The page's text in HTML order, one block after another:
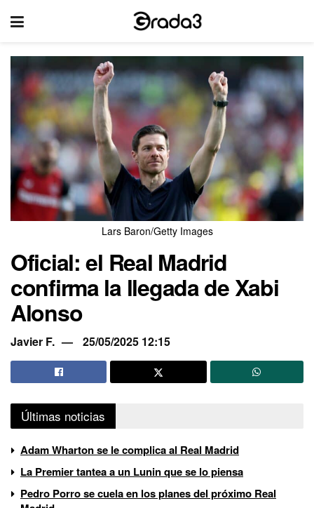
Lars Baron/Getty Images
Oficial: el Real Madrid
confirma la llegada de Xabi
Alonso
Javier F. 25/05/2025 12:15
Últimas noticias
Adam Wharton se le complica al Real Madrid
La Premier tantea a un Lunin que se lo piensa
Pedro Porro se cuela en los planes del próximo Real